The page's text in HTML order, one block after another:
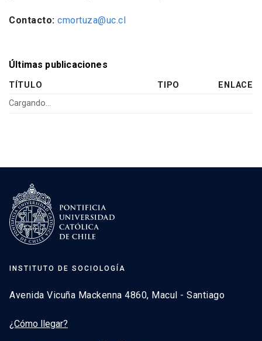
Contacto: cmortuza@uc.cl
Últimas publicaciones
TÍTULO TIPO
ENLACE
Cargando…
INSTITUTO DE SOCIOLOGÍA
Avenida Vicuña Mackenna 4860, Macul - Santiago
¿Cómo llegar?